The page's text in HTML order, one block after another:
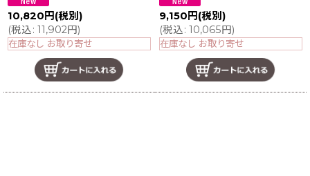
10,820 円 (税別)
(税込: 11,902円)
在庫なし お取り寄せ
9,150 円 (税別)
(税込: 10,065円)
在庫なし お取り寄せ